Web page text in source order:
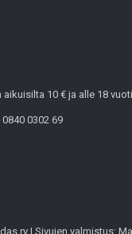
10 € ja alle 18
0302 69
ry | Sivujen valmistus: